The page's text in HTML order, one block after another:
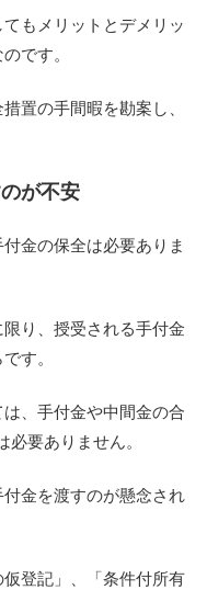
もメリットとデメリッ
です。
置の手間暇を勘案し、
が不安
金の保全は必要ありま
り、授受される手付金
す。
、手付金や中間金の合
要ありません。
金を渡すのが懸念され
登記」、「条件付所有